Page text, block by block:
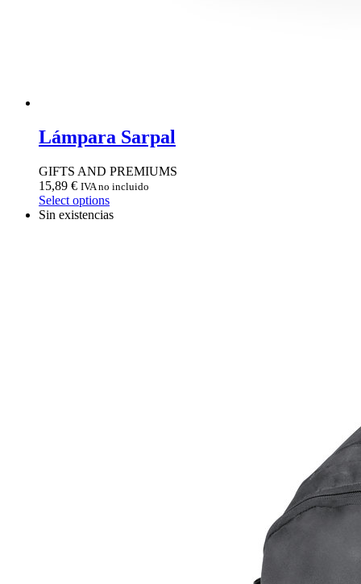
Lámpara Sarpal
GIFTS AND PREMIUMS
15,89 € IVA no incluido
Select options
Sin existencias